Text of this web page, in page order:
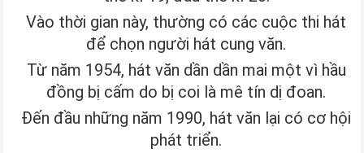
Vào thời gian này, thường có các cuộc thi hát
để chọn người hát cung văn.
Từ năm 1954, hát văn dần dần mai một vì hầu
đồng bị cấm do bị coi là mê tín dị đoan.
Đến đầu những năm 1990, hát văn lại có cơ hội
phát triển.